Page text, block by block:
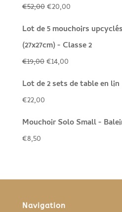
€52,00Le
prix
initial
était :
€20,00Le
prix
actuel
Lot de 5 mouchoirs
(27x27cm) - Classe 2
€19,00Le
prix
€19,00.
€14,00Le
prix
€14,00.
Lot de 2 sets de table en lin
€22,00
Mouchoir Solo Small -
€8,50
Navigation